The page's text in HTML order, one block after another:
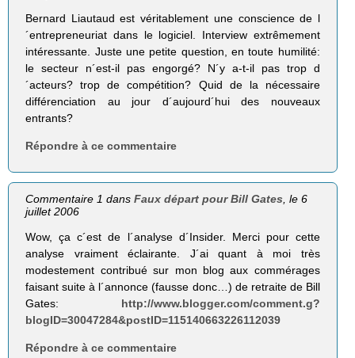
Bernard Liautaud est véritablement une conscience de l
´entrepreneuriat dans le logiciel. Interview extrêmement
intéressante. Juste une petite question, en toute humilité:
le secteur n´est-il pas engorgé? N´y a-t-il pas trop d
´acteurs? trop de compétition? Quid de la nécessaire
différenciation au jour d´aujourd´hui des nouveaux
entrants?
Répondre à ce commentaire
Commentaire 1 dansFaux départ pour Bill Gates , le 6
juillet 2006
Wow, ça c´est de l´analyse d´Insider. Merci pour cette
analyse vraiment éclairante. J´ai quant à moi très
modestement contribué sur mon blog aux commérages
faisant suite à l´annonce (fausse donc…) de retraite de Bill
Gates: http://www.blogger.com/comment.g?
blogID=30047284&postID=115140663226112039
Répondre à ce commentaire